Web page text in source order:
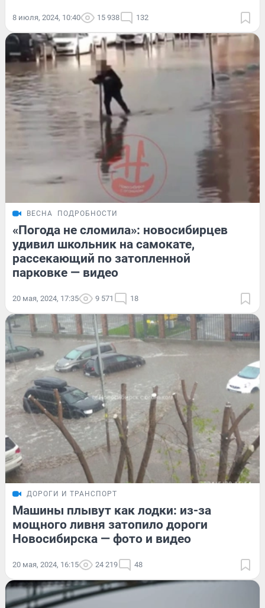
8 июля, 2024, 10:40 15 938 132
ВЕСНА ПОДРОБНОСТИ
«Погода не сломила»: новосибирцев
удивил школьник на самокате,
рассекающий по затопленной
парковке — видео
20 мая, 2024, 17:35 9 571 18
ДОРОГИ И ТРАНСПОРТ
Машины плывут как лодки: из-за
мощного ливня затопило дороги
Новосибирска — фото и видео
20 мая, 2024, 16:15 24 219 48